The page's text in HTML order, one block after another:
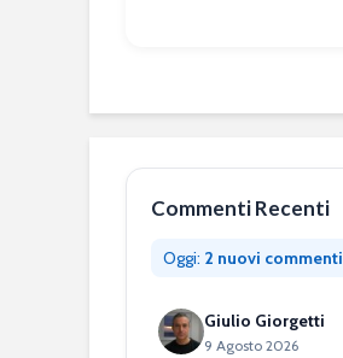
Commenti Recenti
Oggi: 2 nuovi commenti
Giulio Giorgetti
9 Agosto 2026